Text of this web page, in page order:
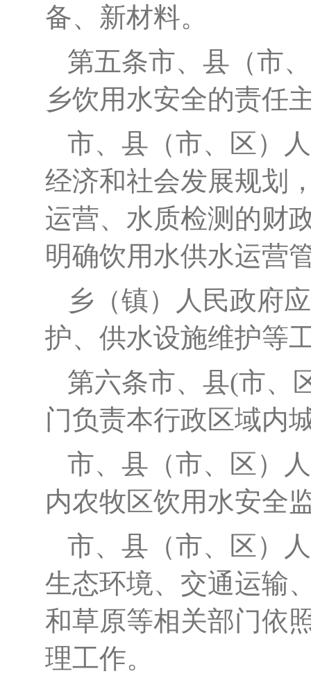
备、新材料。
第五条市、县（市
乡饮用水安全的责任
市、县（市、区）
经济和社会发展规划
运营、水质检测的财
明确饮用水供水运营
乡（镇）人民政府
护、供水设施维护等
第六条市、县(市、
门负责本行政区域内
市、县（市、区）
内农牧区饮用水安全
市、县（市、区）
生态环境、交通运输
和草原等相关部门依
理工作。